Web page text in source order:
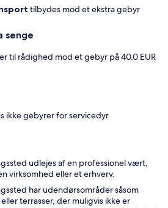
tilbydes mod et ekstra gebyr
senge
til rådighed mod et gebyr på 40.0 EUR
ikke gebyrer for servicedyr
udlejes af en professionel vært,
virksomhed eller et erhverv.
har udendørsområder såsom
terrasser, der muligvis ikke er